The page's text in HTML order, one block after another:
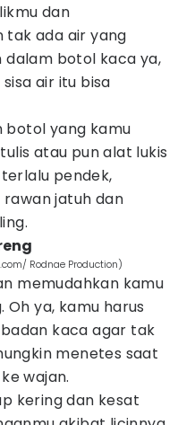
dan
tak ada air yang
dalam botol kaca ya,
air itu bisa
botol yang kamu
atau pun alat lukis
pendek,
rawan jatuh dan
Rodnae Production)
memudahkan kamu
ya, kamu harus
kaca agar tak
menetes saat
wajan.
kering dan kesat